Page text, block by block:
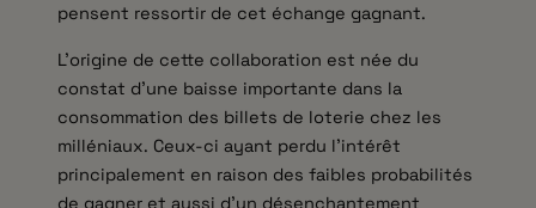
pensent ressortir de cet échange gagnant.
L’origine de cette collaboration est née du
constat d’une baisse importante dans la
consommation des billets de loterie chez les
milléniaux. Ceux-ci ayant perdu l’intérêt
principalement en raison des faibles probabilités
de gagner et aussi d’un désenchantement